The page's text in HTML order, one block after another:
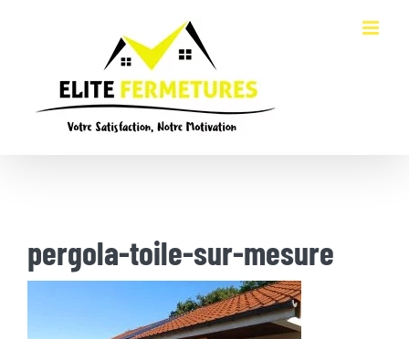
pergola-toile-sur-mesure